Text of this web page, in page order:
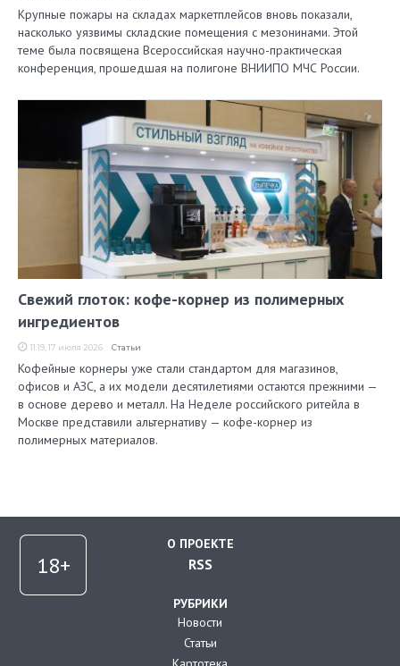
Крупные пожары на складах маркетплейсов вновь показали,
насколько уязвимы складские помещения с мезонинами. Этой
теме была посвящена Всероссийская научно-практическая
конференция, прошедшая на полигоне ВНИИПО МЧС России.
Свежий глоток: кофе-корнер из полимерных
ингредиентов
11:19, 17 июля 2026 Статьи
Кофейные корнеры уже стали стандартом для магазинов,
офисов и АЗС, а их модели десятилетиями остаются прежними —
в основе дерево и металл. На Неделе российского ритейла в
Москве представили альтернативу — кофе-корнер из
полимерных материалов.
О ПРОЕКТЕ
RSS
РУБРИКИ
Новости
Статьи